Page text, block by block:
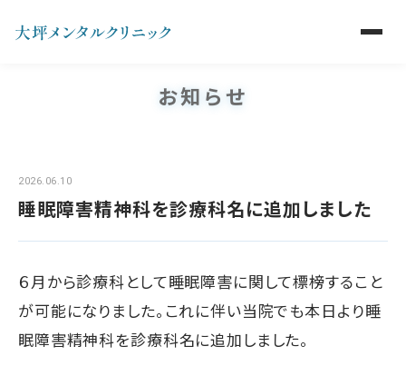
お知らせ
2026.06.10
睡眠障害精神科を診療科名に追加しました
６月から診療科として睡眠障害に関して標榜すること
が可能になりました。これに伴い当院でも本日より睡
眠障害精神科を診療科名に追加しました。